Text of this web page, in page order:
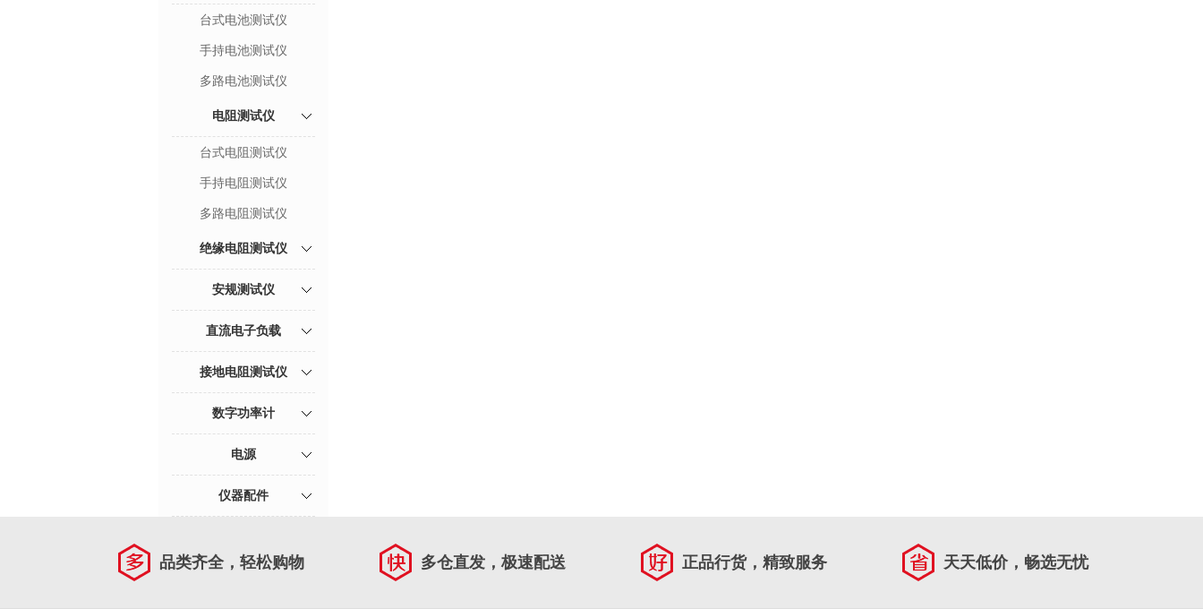
台式电池测试仪
手持电池测试仪
多路电池测试仪
电阻测试仪
台式电阻测试仪
手持电阻测试仪
多路电阻测试仪
绝缘电阻测试仪
安规测试仪
直流电子负载
接地电阻测试仪
数字功率计
电源
仪器配件
品类齐全，轻松购物 多仓直发，极速配送 正品行货，精致服务 天天低价，畅选无忧